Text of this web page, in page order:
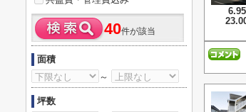
40件が該当
面積
～
坪数